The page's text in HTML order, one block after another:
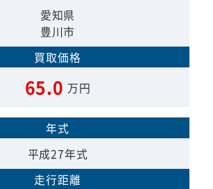
愛知県
豊川市
買取価格
65.0 万円
年式
平成27年式
走行距離